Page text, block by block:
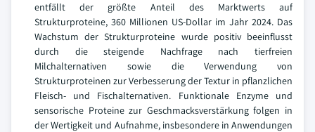
entfällt der größte Anteil des Marktwerts auf
Strukturproteine, 360 Millionen US-Dollar im Jahr 2024. Das
Wachstum der Strukturproteine wurde positiv beeinflusst
durch die steigende Nachfrage nach tierfreien
Milchalternativen sowie die Verwendung von
Strukturproteinen zur Verbesserung der Textur in pflanzlichen
Fleisch- und Fischalternativen. Funktionale Enzyme und
sensorische Proteine zur Geschmacksverstärkung folgen in
der Wertigkeit und Aufnahme, insbesondere in Anwendungen